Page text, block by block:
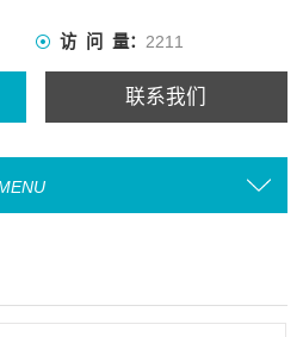
访 问 量： 2211
联系我们